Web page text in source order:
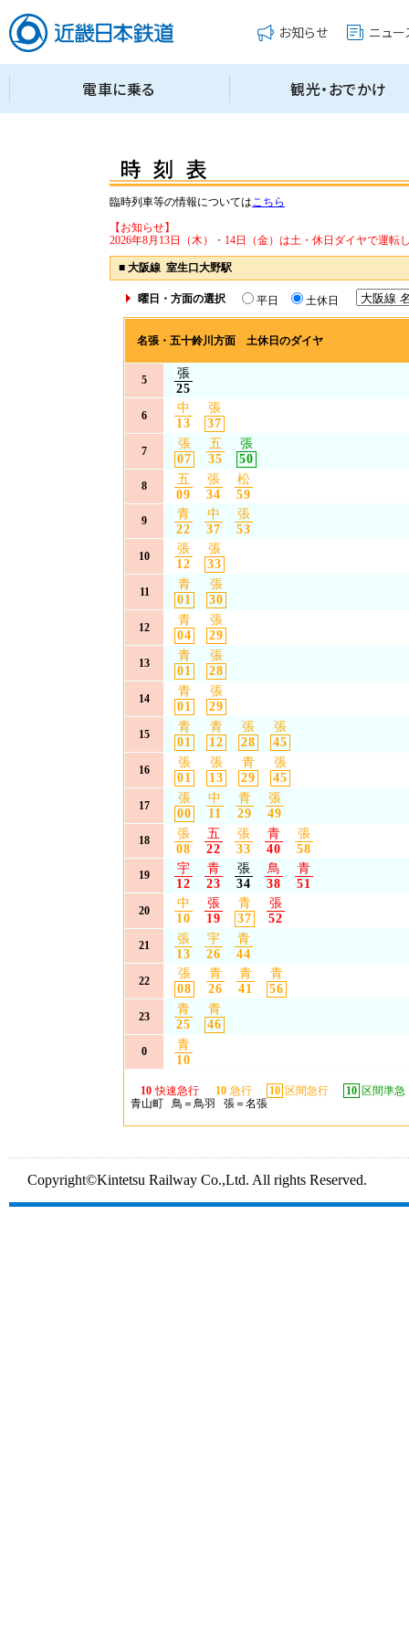
臨時列車等の情報についてはこちら
【お知らせ】
2026年8月13日（木）・14日（金）は土・休日ダイヤで運転
■ 大阪線 室生口大野駅
曜日・方面の選択 平日 土休日
名張・五十鈴川方面 土休日のダイヤ
5
張
25
6
中
13
張
37
7
張
07
五
35
張
50
8
五
09
張
34
松
59
9
青
22
中
37
張
53
10
張
12
張
33
11
青
01
張
30
12
青
04
張
29
13
青
01
張
28
14
青
01
張
29
15
青
01
青
12
張
28
張
45
16
張
01
張
13
青
29
張
45
17
張
00
中
11
青
29
張
49
18
張
08
五
22
張
33
青
40
張
58
19
宇
12
青
23
張
34
鳥
38
青
51
20
中
10
張
19
青
37
張
52
21
張
13
宇
26
青
44
22
張
08
青
26
青
41
青
56
23
青
25
青
46
0
青
10
10 快速急行 10 急行 10 区間急行 10 区間準急
青山町 鳥＝鳥羽 張＝名張